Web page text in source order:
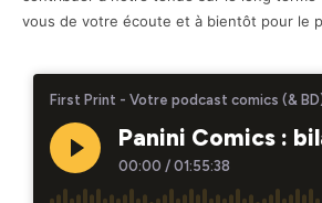
vous de votre écoute et à bientôt pour le